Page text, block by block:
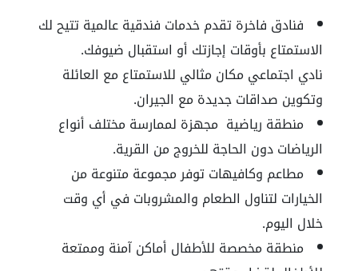
فنادق فاخرة تقدم خدمات فندقية عالمية تتيح لك
الاستمتاع بأوقات إجازتك أو استقبال ضيوفك.
نادي اجتماعي مكان مثالي للاستمتاع مع العائلة
وتكوين صداقات جديدة مع الجيران.
منطقة رياضية مجهزة لممارسة مختلف أنواع
الرياضات دون الحاجة للخروج من القرية.
مطاعم وكافيهات توفر مجموعة متنوعة من
الخيارات لتناول الطعام والمشروبات في أي وقت
خلال اليوم.
منطقة مخصصة للأطفال أماكن آمنة وممتعة